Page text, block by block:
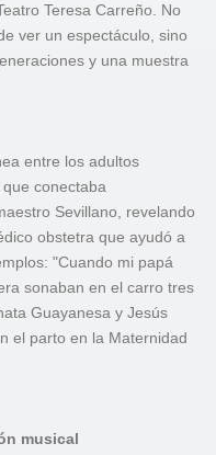
Teresa Carreño. No
ver un espectáculo, sino
y una muestra
entre los adultos
conectaba
Sevillano, revelando
obstetra que ayudó a
"Cuando mi papá
sonaban en el carro tres
Guayanesa y Jesús
el parto en la Maternidad
musical